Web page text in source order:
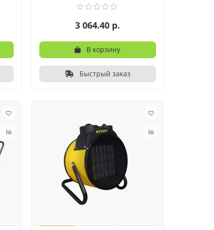
3 064.40 р.
В корзину
Быстрый заказ